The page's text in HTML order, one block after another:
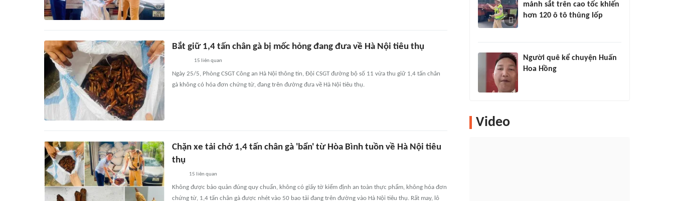
Bắt giữ 1,4 tấn chân gà bị mốc hỏng đang đưa về Hà Nội tiêu thụ
15 liên quan
Ngày 25/5, Phòng CSGT Công an Hà Nội thông tin, Đội CSGT đường bộ số 11 vừa thu giữ 1,4 tấn chân
gà không có hóa đơn chứng từ, đang trên đường đưa về Hà Nội tiêu thụ.
Chặn xe tải chở 1,4 tấn chân gà 'bẩn' từ Hòa Bình tuồn về Hà Nội tiêu
thụ
15 liên quan
Không được bảo quản đúng quy chuẩn, không có giấy tờ kiểm định an toàn thực phẩm, không hóa đơn
chứng từ, 1,4 tấn chân gà được nhét vào 50 bao tải đang trên đường vào Hà Nội tiêu thụ. Rất may, lô
mảnh sắt trên cao tốc khiến
hơn 120 ô tô thủng lốp
Người quê kể chuyện Huấn
Hoa Hồng
Video